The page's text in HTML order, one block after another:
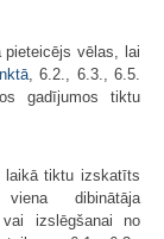
pieteicējs vēlas, lai
, 6.2., 6.3., 6.5.
gadījumos tiktu
laikā tiktu izskatīts
dibinātāja
vai izslēgšanai no